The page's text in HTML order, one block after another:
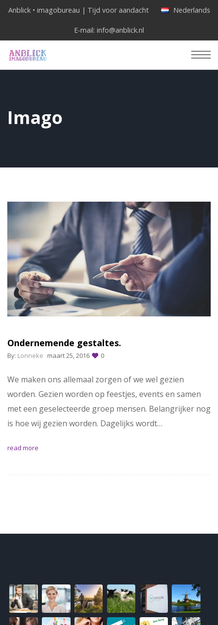
Anblick • imagobureau | Tijd voor aandacht Nederlands
E-mail: info@anblick.nl
Imago
Ondernemende gestaltes.
By: Lonneke maart 25, 2016 0
We maken ons allemaal zorgen of we wel gezien
worden. Gezien worden op feestjes, events en samen
met een geselecteerde groep mensen. Belangrijker nog
is hoe wij gezien worden. Dagelijks wordt…
read more